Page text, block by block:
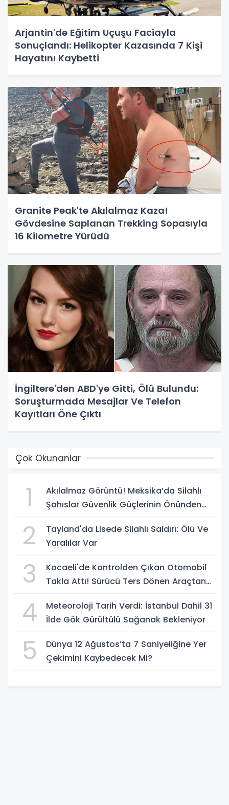
Arjantin'de Eğitim Uçuşu Faciayla
Sonuçlandı: Helikopter Kazasında 7 Kişi
Hayatını Kaybetti
Granite Peak'te Akılalmaz Kaza!
Gövdesine Saplanan Trekking Sopasıyla
16 Kilometre Yürüdü
İngiltere'den ABD'ye Gitti, Ölü Bulundu:
Soruşturmada Mesajlar Ve Telefon
Kayıtları Öne Çıktı
Çok Okunanlar
1
Akılalmaz Görüntü! Meksika’da Silahlı
Şahıslar Güvenlik Güçlerinin Önünden
2
Tayland'da Lisede Silahlı Saldırı: Ölü Ve
Yaralılar Var
3
Kocaeli'de Kontrolden Çıkan Otomobil
Takla Attı! Sürücü Ters Dönen Araçtan
4
Meteoroloji Tarih Verdi: İstanbul Dahil 31
İlde Gök Gürültülü Sağanak Bekleniyor
5
Dünya 12 Ağustos’ta 7 Saniyeliğine Yer
Çekimini Kaybedecek Mi?